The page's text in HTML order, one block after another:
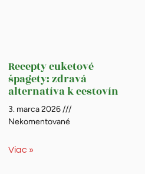
Recepty cuketové
špagety: zdravá
alternatíva k cestovín
3. marca 2026
Nekomentované
Viac »